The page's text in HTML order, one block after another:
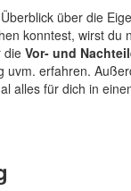
über die
konntest, wirst du
die Vor- und
uvm. erfahren.
alles für dich in